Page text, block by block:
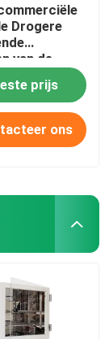
Drogere
van de
Lucht
prijs
ons